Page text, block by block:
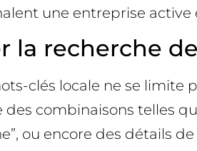
une entreprise active
la recherche
clés locale ne se limite
combinaisons telles
ou encore des détails